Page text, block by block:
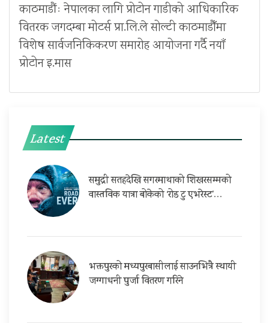
काठमाडौंः नेपालका लागि प्रोटोन गाडीको आधिकारिक
वितरक जगदम्बा मोटर्स प्रा.लि.ले सोल्टी काठमाडौँमा
विशेष सार्वजनिकिकरण समारोह आयोजना गर्दै नयाँ
प्रोटोन इ.मास
Latest
समुद्री सतहदेखि सगरमाथाको शिखरसम्मको
वास्तविक यात्रा बोकेको ‘रोड टु एभरेस्ट’…
भक्तपुरको मध्यपुरबासीलाई साउनभित्रै स्थायी
जग्गाधनी पुर्जा वितरण गरिने